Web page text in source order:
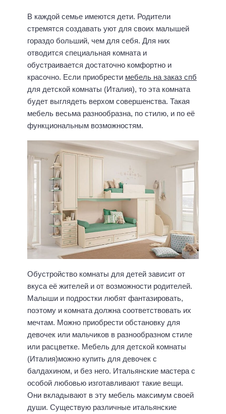
В каждой семье имеются дети. Родители
стремятся создавать уют для своих малышей
гораздо больший, чем для себя. Для них
отводится специальная комната и
обустраивается достаточно комфортно и
красочно. Если приобрести мебель на заказ спб
для детской комнаты (Италия), то эта комната
будет выглядеть верхом совершенства. Такая
мебель весьма разнообразна, по стилю, и по её
функциональным возможностям.
Обустройство комнаты для детей зависит от
вкуса её жителей и от возможности родителей.
Малыши и подростки любят фантазировать,
поэтому и комната должна соответствовать их
мечтам. Можно приобрести обстановку для
девочек или мальчиков в разнообразном стиле
или расцветке. Мебель для детской комнаты
(Италия)можно купить для девочек с
балдахином, и без него. Итальянские мастера с
особой любовью изготавливают такие вещи.
Они вкладывают в эту мебель максимум своей
души. Существую различные итальянские